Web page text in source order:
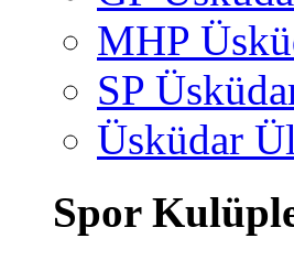
MHP
SP
Üsküdar
Spor